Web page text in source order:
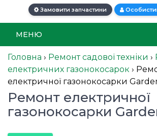
Замовити запчастини
МЕНЮ
Головна › Ремонт садової техніки ›
електричних газонокосарок ›
електричної газонокосарки
Ремонт електричної
газонокосарки